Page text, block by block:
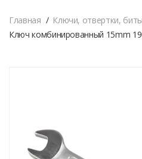
Главная
Ключи, отвертки,
Ключ комбинированный 15mm